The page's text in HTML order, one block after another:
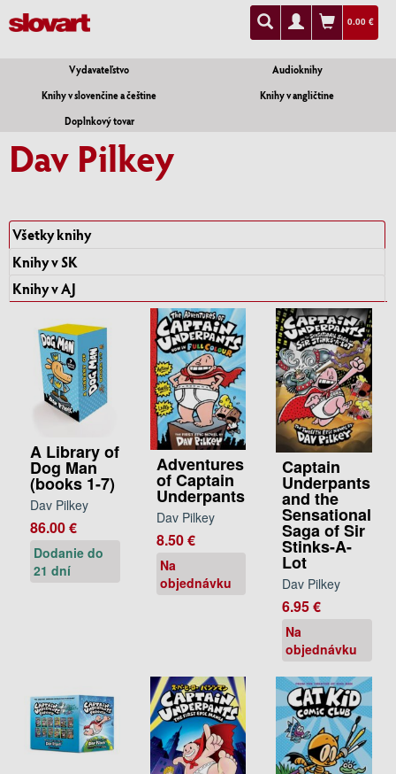
0.00 €
Vydavateľstvo
Audioknihy
Knihy v slovenčine a češtine
Knihy v angličtine
Doplnkový tovar
Dav Pilkey
Všetky knihy
Knihy v SK
Knihy v AJ
A Library of
Dog Man
(books 1-7)
Dav Pilkey
86.00 €
Dodanie do
21 dní
Adventures
of Captain
Underpants
Dav Pilkey
8.50 €
Na
objednávku
Captain
Underpants
and the
Sensational
Saga of Sir
Stinks-A-
Lot
Dav Pilkey
6.95 €
Na
objednávku